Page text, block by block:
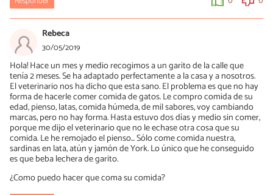
Rebeca
30/05/2019
Hola! Hace un mes y medio recogimos a un garito de la calle que
tenía 2 meses. Se ha adaptado perfectamente a la casa y a nosotros.
El veterinario nos ha dicho que esta sano. El problema es que no hay
forma de hacerle comer comida de gatos. Le compro comida de su
edad, pienso, latas, comida húmeda, de mil sabores, voy cambiando
marcas, pero no hay forma. Hasta estuvo dos días y medio sin comer,
porque me dijo el veterinario que no le echase otra cosa que su
comida. Le he remojado el pienso... Sólo come comida nuestra,
sardinas en lata, atún y jamón de York. Lo único que he conseguido
es que beba lechera de garito.
¿Como puedo hacer que coma su comida?